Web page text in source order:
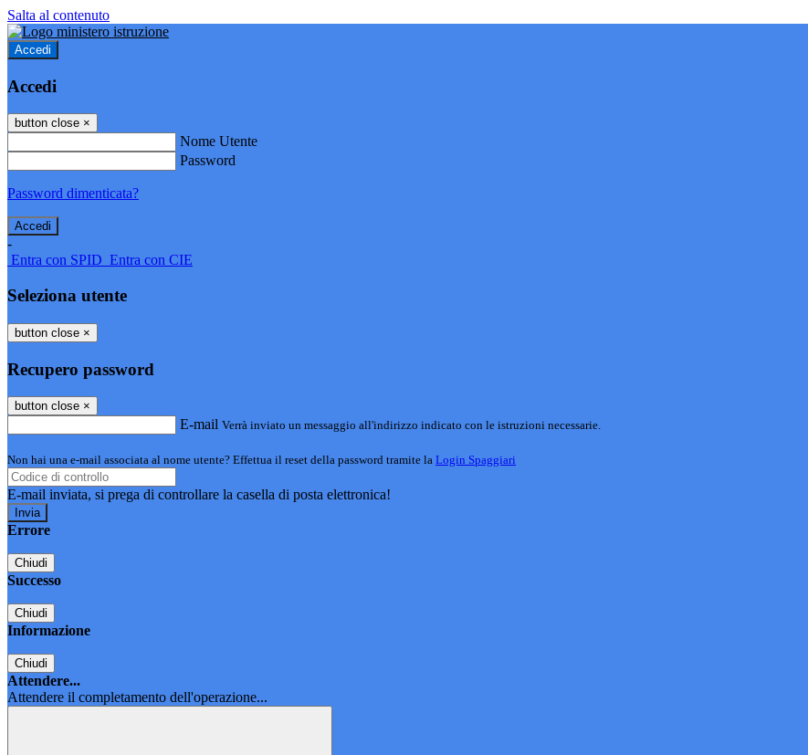
Salta al contenuto
Accedi
Accedi
button close ×
Nome Utente
Password
Password dimenticata?
-
Entra con SPID Entra con CIE
Seleziona utente
button close ×
Recupero password
button close ×
E-mail Verrà inviato un messaggio all'indirizzo indicato con le istruzioni necessarie.
Non hai una e-mail associata al nome utente? Effettua il reset della password tramite la Login Spaggiari
E-mail inviata, si prega di controllare la casella di posta elettronica!
Errore
Chiudi
Successo
Chiudi
Informazione
Chiudi
Attendere...
Attendere il completamento dell'operazione...